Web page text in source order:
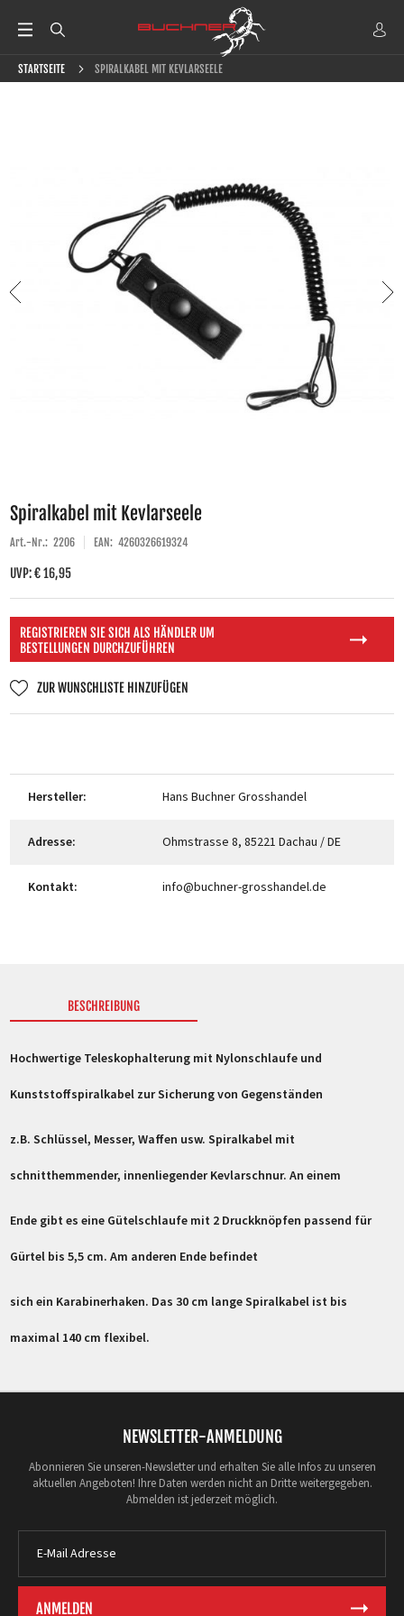
STARTSEITE SPIRALKABEL MIT KEVLARSEELE
Spiralkabel mit Kevlarseele
Art.-Nr.: 2206 EAN: 4260326619324
UVP: € 16,95
REGISTRIEREN SIE SICH ALS HÄNDLER UM
BESTELLUNGEN DURCHZUFÜHREN
ZUR WUNSCHLISTE HINZUFÜGEN
Hersteller: Hans Buchner Grosshandel
Adresse: Ohmstrasse 8, 85221 Dachau / DE
Kontakt: info@buchner-grosshandel.de
BESCHREIBUNG
Hochwertige Teleskophalterung mit Nylonschlaufe und
Kunststoffspiralkabel zur Sicherung von Gegenständen
z.B. Schlüssel, Messer, Waffen usw. Spiralkabel mit
schnitthemmender, innenliegender Kevlarschnur. An einem
Ende gibt es eine Gütelschlaufe mit 2 Druckknöpfen passend für
Gürtel bis 5,5 cm. Am anderen Ende befindet
sich ein Karabinerhaken. Das 30 cm lange Spiralkabel ist bis
maximal 140 cm flexibel.
NEWSLETTER-ANMELDUNG
Abonnieren Sie unseren-Newsletter und erhalten Sie alle Infos zu unseren
aktuellen Angeboten! Ihre Daten werden nicht an Dritte weitergegeben.
Abmelden ist jederzeit möglich.